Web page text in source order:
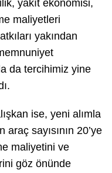
yakıt ekonomisi,
maliyetleri
yakından
da tercihimiz yine
ise, yeni alımla
sayısının 20’ye
maliyetini ve
göz önünde